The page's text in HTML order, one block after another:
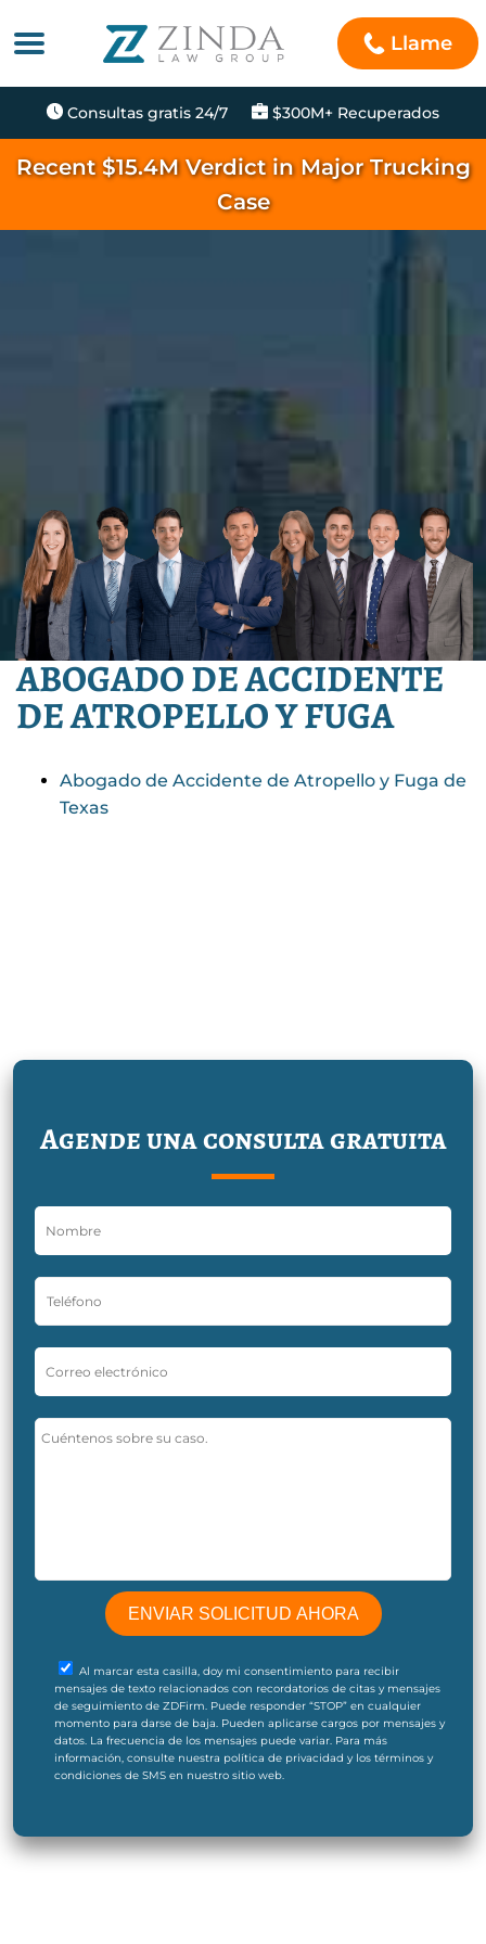
Llame
Consultas gratis 24/7 $300M+ Recuperados
Recent $15.4M Verdict in Major Trucking
Case
ABOGADO DE ACCIDENTE
DE ATROPELLO Y FUGA
Abogado de Accidente de Atropello y Fuga de
Texas
Agende una consulta gratuita
Al marcar esta casilla, doy mi consentimiento para recibir
mensajes de texto relacionados con recordatorios de citas y mensajes
de seguimiento de ZDFirm. Puede responder “STOP” en cualquier
momento para darse de baja. Pueden aplicarse cargos por mensajes y
datos. La frecuencia de los mensajes puede variar. Para más
información, consulte nuestra política de privacidad y los términos y
condiciones de SMS en nuestro sitio web.